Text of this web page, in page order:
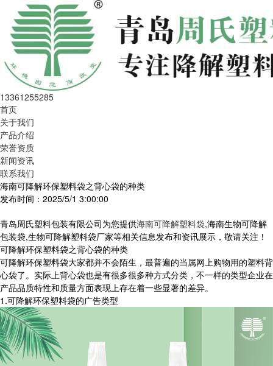
13361255285
首页
关于我们
产品介绍
荣誉资质
新闻资讯
联系我们
海南可降解环保塑料袋之背心袋的种类
发布时间：2025/5/1 3:00:00
青岛周氏塑料包装有限公司为您提供海南可降解塑料袋,海南生物可降解
包装袋,生物可降解塑料袋厂家等相关信息发布和资讯展示，敬请关注！
可降解环保塑料袋之背心袋的种类
可降解环保塑料袋大家都并不会陌生，最普遍的当属网上购物用的塑料背
心袋了。实际上背心袋也是有很多很多种方式分类，不一样的类型企业在
产品品质特性和质量方面表现上存在着一些显著的差异。
1.可降解环保塑料袋的广告类型